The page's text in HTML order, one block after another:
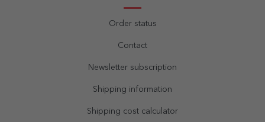
Order status
Contact
Newsletter subscription
Shipping information
Shipping cost calculator